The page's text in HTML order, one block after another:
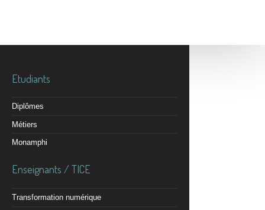
Etudiants
Diplômes
Métiers
Monamphi
Enseignants / TICE
Transformation numérique